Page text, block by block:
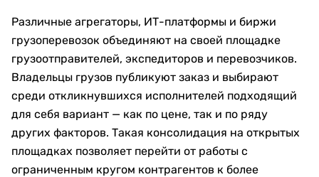
Различные агрегаторы, ИТ-платформы и биржи
грузоперевозок объединяют на своей площадке
грузоотправителей, экспедиторов и перевозчиков.
Владельцы грузов публикуют заказ и выбирают
среди откликнувшихся исполнителей подходящий
для себя вариант — как по цене, так и по ряду
других факторов. Такая консолидация на открытых
площадках позволяет перейти от работы с
ограниченным кругом контрагентов к более